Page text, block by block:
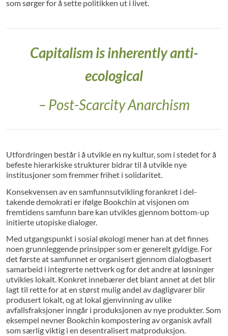
som sørger for å sette politikken ut i livet.
Capitalism is inherently anti-
ecological
– Post-Scarcity Anarchism
Utfordringen består i å utvikle en ny kultur, som i stedet for å
befeste hierarkiske strukturer bidrar til å utvikle nye
institusjoner som fremmer frihet i solidaritet.
Konsekvensen av en samfunnsutvikling forankret i del­
takende demokrati er ifølge Bookchin at visjonen om
fremtidens samfunn bare kan utvikles gjennom bottom-up
initierte utopiske dialoger.
Med utgangspunkt i sosial økologi mener han at det finnes
noen grunnleggende prinsipper som er generelt gyldige. For
det første at samfunnet er organisert gjennom dialogbasert
samarbeid i integrerte nettverk og for det andre at løsninger
utvikles lokalt. Konkret innebærer det blant annet at det blir
lagt til rette for at en størst mulig andel av dagligvarer blir
produsert lokalt, og at lokal gjenvinning av ulike
avfallsfraksjoner inngår i produksjonen av nye produkter. Som
eksempel nevner Bookchin kompostering av organisk avfall
som særlig viktig i en desentralisert matproduksjon.